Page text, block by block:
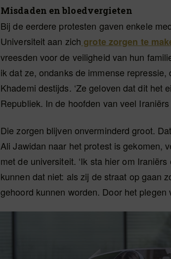
Misdaden en bloedvergieten
Bij de eerdere protesten gaven enkele
Universiteit aan zich grote zorgen te
vreesden voor de veiligheid van hun
ik dat ze, ondanks de immense
Khademi destijds. ‘Ze geloven dat dit het
Republiek. In de hoofden van veel
Die zorgen blijven onverminderd groot.
Ali Jawidan naar het protest is gekomen,
met de universiteit. ‘Ik sta hier om
kunnen dat niet: als zij de straat op gaan
gehoord kunnen worden. Door het plegen